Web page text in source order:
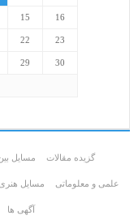
15 16
22 23
29 30
گزیده مقالات مسایل
علمی و معلوماتی مسايل هنری
آگهی ها